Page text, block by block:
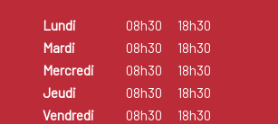
Lundi 08h30
18h30
Mardi
08h30
18h30
Mercredi
08h30
18h30
Jeudi
08h30
18h30
Vendredi
08h30
18h30